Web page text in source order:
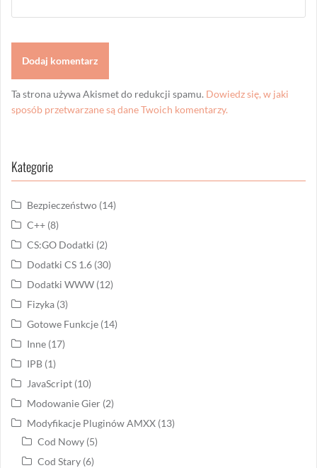
Ta strona używa Akismet do redukcji spamu. Dowiedz się, w jaki
sposób przetwarzane są dane Twoich komentarzy.
Kategorie
Bezpieczeństwo (14)
C++ (8)
CS:GO Dodatki (2)
Dodatki CS 1.6 (30)
Dodatki WWW (12)
Fizyka (3)
Gotowe Funkcje (14)
Inne (17)
IPB (1)
JavaScript (10)
Modowanie Gier (2)
Modyfikacje Pluginów AMXX (13)
Cod Nowy (5)
Cod Stary (6)